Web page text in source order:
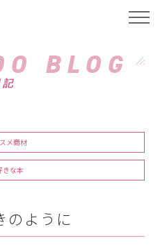
ーストーリィプ
BLOG
メ商材
きな本
のように
t
l
a
n